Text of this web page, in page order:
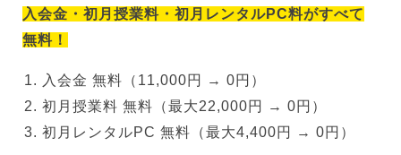
入会金・初月授業料・初月レンタルPC料がすべて
無料！
入会金 無料（11,000円 → 0円）
初月授業料 無料（最大22,000円 → 0円）
初月レンタルPC 無料（最大4,400円 → 0円）